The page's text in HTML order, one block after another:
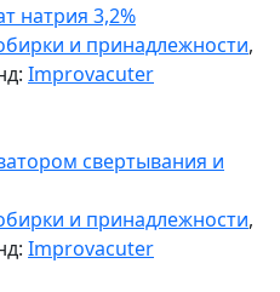
натрия 3,2%
и принадлежности,
Improvacuter
свертывания и
и принадлежности,
Improvacuter